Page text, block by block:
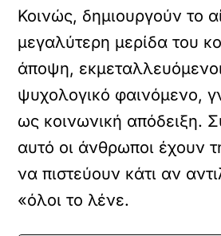
Κοινώς, δημιουργούν το
μεγαλύτερη μερίδα του
άποψη,
ψυχολογικό φαινόμενο,
ως κοινωνική απόδειξη.
αυτό οι άνθρωποι έχουν
να πιστεύουν κάτι αν
«όλοι το λένε.